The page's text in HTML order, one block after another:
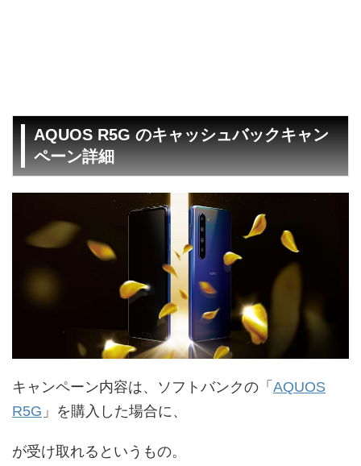
AQUOS R5G のキャッシュバックキャン
ペーン詳細
キャンペーン内容は、ソフトバンクの「 AQUOS
R5G 」を購入した場合に、
が受け取れるというもの。